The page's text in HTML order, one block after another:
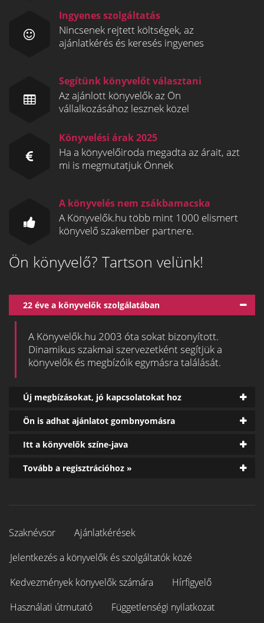
Ingyenes szolgáltatás
Nincsenek rejtett költségek, az
ajánlatkérés és keresés ingyenes
Segítünk könyvelőt választani
Az ajánlott könyvelők az Ön
vállalkozásához lesznek közel
Könyvelési árak 2025
Ha a könyvelőiroda megadta az árait, azt
mi is megmutatjuk Önnek
A könyvelés nem zsákbamacska
A Könyvelők.hu több mint 1000 elismert
könyvelő szakember partnere.
Ön könyvelő? Tartson velünk!
22 éve a könyvelők szolgálatában
A Könyvelők.hu 2003 óta sokat bizonyított.
Dinamikus szakmai szervezetként segítjük a
könyvelők és megbízóik egymásra találását.
Új megbízásokat, jó kapcsolatokat hoz
Ön is adhat ajánlatot gombnyomásra
Itt a könyvelők színe-java
Tovább a regisztrációhoz »
Szaknévsor
Ajánlatkérések
Jelentkezés a könyvelők és szolgáltatók közé
Kedvezmények könyvelők számára
Hírfigyelő
Használati útmutató
Függetlenségi nyilatkozat